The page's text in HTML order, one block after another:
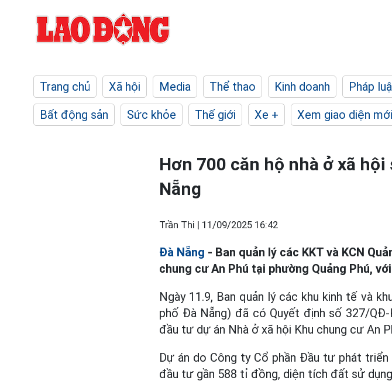
Trang chủ Xã hội Media Thể thao Kinh doanh Pháp
Bất động sản
Sức khỏe Thế giới Xe + Xem giao diện mới
Hơn 700 căn hộ nhà ở xã
Nẵng
Trần Thi | 11/09/2025 16:42
Đà Nẵng - Ban quản lý các KKT và KCN
chung cư An Phú tại phường Quảng Phú,
Ngày 11.9, Ban quản lý các khu kinh tế và
phố Đà Nẵng) đã có Quyết định số 327/
đầu tư dự án Nhà ở xã hội Khu chung cư An
Dự án do Công ty Cổ phần Đầu tư phát
đầu tư gần 588 tỉ đồng, diện tích đất sử